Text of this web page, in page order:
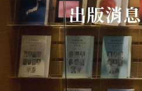
出版消息